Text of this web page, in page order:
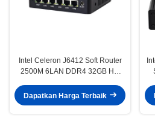
Intel Celeron J6412 Soft Router
2500M 6LAN DDR4 32GB HD
Dapatkan Harga Terbaik